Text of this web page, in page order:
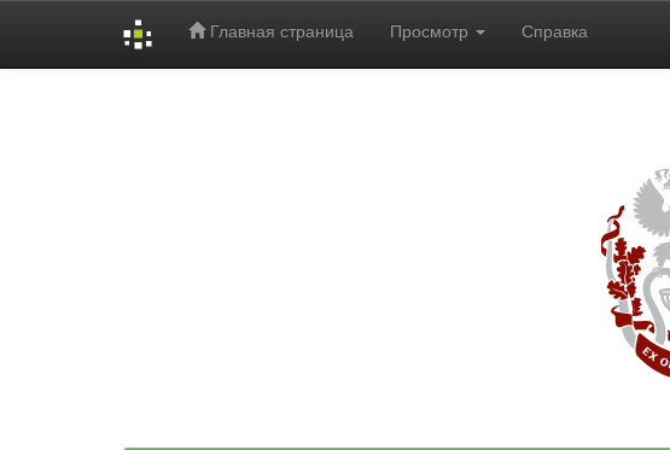
Главная страница Просмотр Справка